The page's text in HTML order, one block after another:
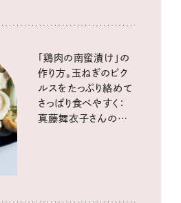
「鶏肉の南蛮漬け」の
作り方。玉ねぎのピク
ルスをたっぷり絡めて
さっぱり食べやすく：
真藤舞衣子さんの発